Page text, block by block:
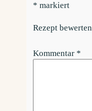
* markiert
Rezept bewerten
Kommentar *